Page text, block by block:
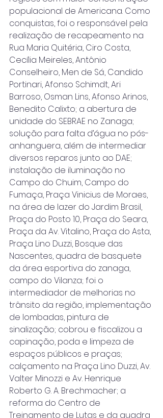
populacional de Americana. Como
conquistas, foi o responsável pela
realização de recapeamento na
Rua Maria Quitéria, Ciro Costa,
Cecília Meireles, Antônio
Conselheiro, Men de Sá, Candido
Portinari, Afonso Schimdt, Ari
Barroso, Osman Lins, Afonso Arinos,
Benedito Calixto; a abertura de
unidade do SEBRAE no Zanaga;
solução para falta d’água no pós-
anhanguera, além de intermediar
diversos reparos junto ao DAE;
instalação de iluminação no
Campo do Chuim, Campo do
Fumaça, Praça Vinicius de Moraes,
na área de lazer do Jardim Brasil,
Praça do Posto 10, Praça do Seara,
Praça da Av. Vitalino, Praça do Asta,
Praça Lino Duzzi, Bosque das
Nascentes, quadra de basquete
da área esportiva do zanaga,
campo do Vilanza; foi o
intermediador de melhorias no
trânsito da região, implementação
de lombadas, pintura de
sinalização; cobrou e fiscalizou a
capinação, poda e limpeza de
espaços públicos e praças;
calçamento na Praça Lino Duzzi, Av.
Valter Minozzi e Av. Henrique
Roberto G. A. Brechmacher; a
reforma do Centro de
Treinamento de Lutas e da quadra